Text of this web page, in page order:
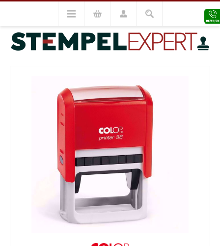
Colop Stempel Colop Printer Colop Printer 38
VORHERIGES MODELL NÄCHSTES MODELL